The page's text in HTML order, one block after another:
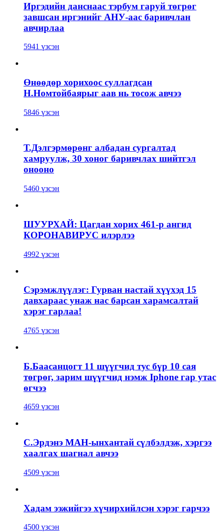
Иргэдийн данснаас тэрбум гаруй төгрөг
завшсан иргэнийг АНУ-аас баривчлан
авчирлаа
5941 үзсэн
Өнөөдөр хорихоос суллагдсан
Н.Номтойбаярыг аав нь тосож авчээ
5846 үзсэн
Т.Дэлгэрмөрөнг албадан сургалтад
хамруулж, 30 хоног баривчлах шийтгэл
онооно
5460 үзсэн
ШУУРХАЙ: Цагдан хорих 461-р ангид
КОРОНАВИРУС илэрлээ
4992 үзсэн
Сэрэмжлүүлэг: Гурван настай хүүхэд 15
давхараас унаж нас барсан харамсалтай
хэрэг гарлаа!
4765 үзсэн
Б.Баасанцогт 11 шүүгчид тус бүр 10 сая
төгрөг, зарим шүүгчид нэмж Iphone гар утас
өгчээ
4659 үзсэн
С.Эрдэнэ МАН-ынхантай сүлбэлдэж, хэргээ
хаалгах шагнал авчээ
4509 үзсэн
Хадам ээжийгээ хүчирхийлсэн хэрэг гарчээ
4500 үзсэн